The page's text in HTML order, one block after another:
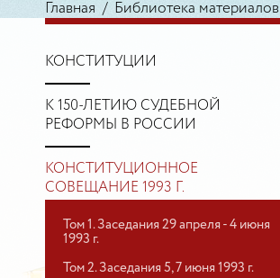
Главная / Библиотека материалов
КОНСТИТУЦИИ
К 150-ЛЕТИЮ СУДЕБНОЙ
РЕФОРМЫ В РОССИИ
КОНСТИТУЦИОННОЕ
СОВЕЩАНИЕ 1993 Г.
Том 1. Заседания 29 апреля - 4 июня
1993 г.
Том 2. Заседания 5, 7 июня 1993 г.